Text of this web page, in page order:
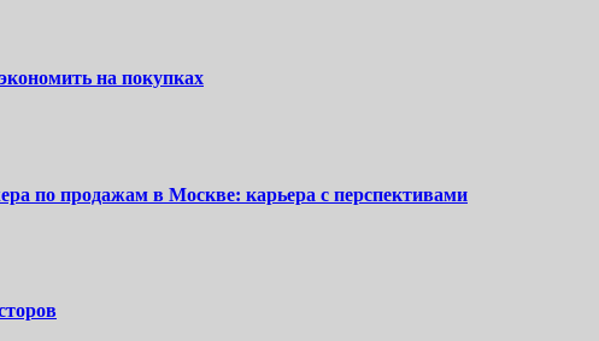
на покупках
по продажам в Москве: карьера с перспективами